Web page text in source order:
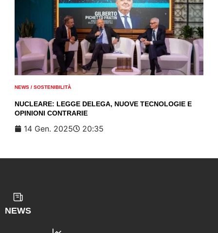
NEWS / SOSTENIBILITÀ
NUCLEARE: LEGGE DELEGA, NUOVE TECNOLOGIE E
OPINIONI CONTRARIE
14 Gen. 2025 20:35
NEWS